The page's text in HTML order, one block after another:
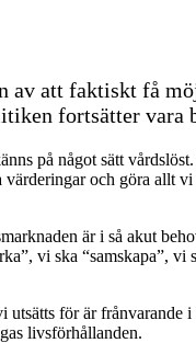
av att faktiskt få
fortsätter
på något sätt
och göra allt
är i så akut
vi ska “samskapa”, vi
för är frånvarande
livsförhållanden.